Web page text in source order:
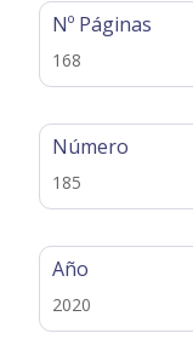
Nº Páginas
168
Número
185
Año
2020